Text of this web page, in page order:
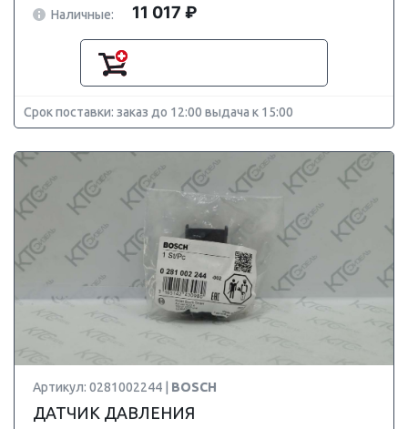
Наличные:
11 017 ₽
Срок поставки: заказ до 12:00 выдача к 15:00
Артикул: 0281002244 | BOSCH
ДАТЧИК ДАВЛЕНИЯ